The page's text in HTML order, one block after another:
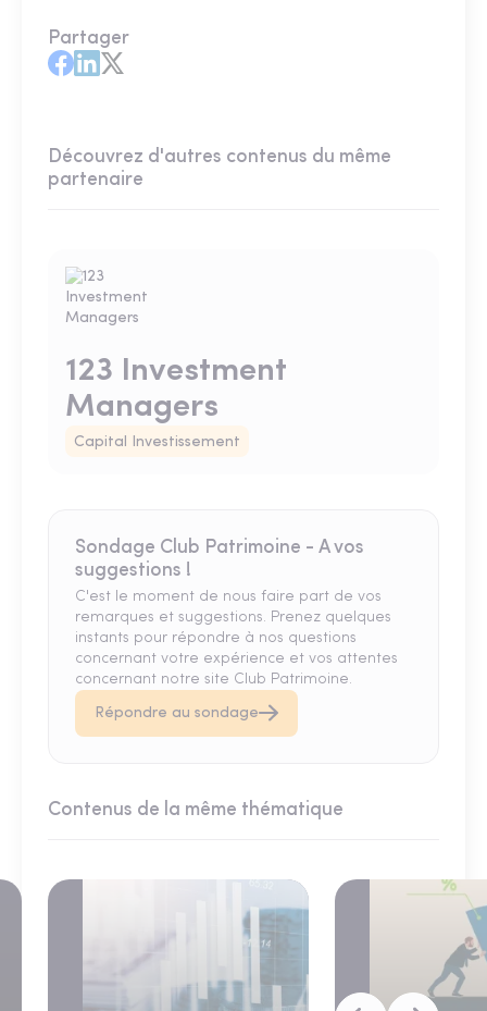
Partager
Découvrez d'autres contenus du même
partenaire
123 Investment
Managers
Capital Investissement
Sondage Club Patrimoine - A vos
suggestions !
C'est le moment de nous faire part de vos
remarques et suggestions. Prenez quelques
instants pour répondre à nos questions
concernant votre expérience et vos attentes
concernant notre site Club Patrimoine.
Répondre au sondage
Contenus de la même thématique